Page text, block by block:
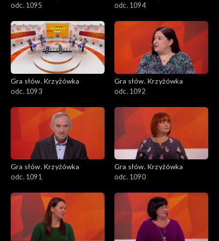
odc. 1095
odc. 1094
Gra słów. Krzyżówka
odc. 1093
Gra słów. Krzyżówka
odc. 1092
Gra słów. Krzyżówka
odc. 1091
Gra słów. Krzyżówka
odc. 1090